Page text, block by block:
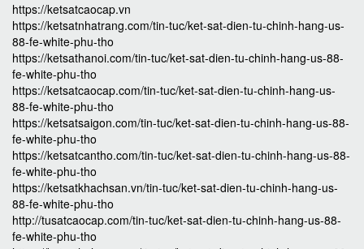
https://ketsatcaocap.vn
https://ketsatnhatrang.com/tin-tuc/ket-sat-dien-tu-chinh-hang-us-
88-fe-white-phu-tho
https://ketsathanoi.com/tin-tuc/ket-sat-dien-tu-chinh-hang-us-88-
fe-white-phu-tho
https://ketsatcaocap.com/tin-tuc/ket-sat-dien-tu-chinh-hang-us-
88-fe-white-phu-tho
https://ketsatsaigon.com/tin-tuc/ket-sat-dien-tu-chinh-hang-us-88-
fe-white-phu-tho
https://ketsatcantho.com/tin-tuc/ket-sat-dien-tu-chinh-hang-us-88-
fe-white-phu-tho
https://ketsatkhachsan.vn/tin-tuc/ket-sat-dien-tu-chinh-hang-us-
88-fe-white-phu-tho
http://tusatcaocap.com/tin-tuc/ket-sat-dien-tu-chinh-hang-us-88-
fe-white-phu-tho